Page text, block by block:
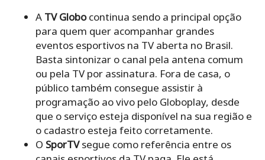
A TV Globocontinua sendo a principal opção
para quem quer acompanhar grandes
eventos esportivos na TV aberta no Brasil.
Basta sintonizar o canal pela antena comum
ou pela TV por assinatura. Fora de casa, o
público também consegue assistir à
programação ao vivo pelo Globoplay, desde
que o serviço esteja disponível na sua região e
o cadastro esteja feito corretamente.
O SporTVsegue como referência entre os